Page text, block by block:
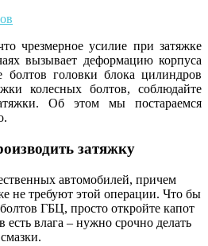
чрезмерное усилие при затяжке
вызывает деформацию корпуса
головки блока цилиндров
колесных болтов, соблюдайте
Об этом мы постараемся
затяжку
автомобилей, причем
не требуют этой операции. Что бы
ГБЦ, просто откройте капот
есть влага – нужно срочно делать